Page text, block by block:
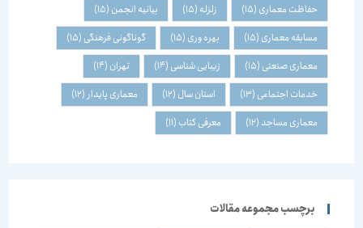
حفاظت معماری(15) زلزله(15) بیانیه انجمن(15)
مسابقه معماری(15) بهره وری(15) گوناگونی فرهنگی(15)
معماری صنعتی(15) زیبایی شناسی(14) تهران(14)
خدمات اجتماعی(13) استان سال(12) معماری پایدار(12)
معماری مساجد(12) معرفی کتاب(11)
برچسب مجموعه مقالات